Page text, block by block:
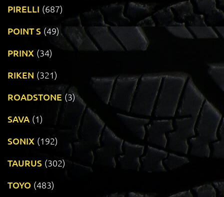
PIRELLI (687)
POINT S (49)
PRINX (34)
RIKEN (321)
ROADSTONE (3)
SAVA (1)
SONIX (192)
TAURUS (302)
TOYO (483)